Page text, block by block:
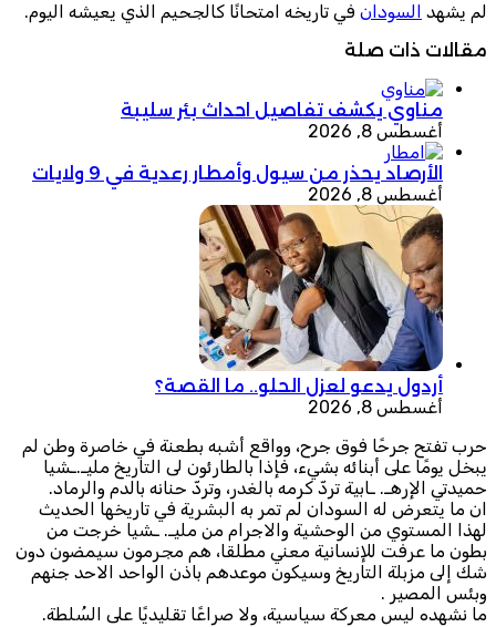
لم يشهد السودان في تاريخه امتحانًا كالجحيم الذي يعيشه اليوم.
مقالات ذات صلة
مناوي يكشف تفاصيل احداث بئر سليبة
أغسطس 8, 2026
الأرصاد يحذر من سيول وأمطار رعدية في 9 ولايات
أغسطس 8, 2026
أردول يدعو لعزل الحلو.. ما القصة؟
أغسطس 8, 2026
حرب تفتح جرحًا فوق جرح، وواقع أشبه بطعنة في خاصرة وطن لم
يبخل يومًا على أبنائه بشيء، فإذا بالطارئون لى التاريخ مليـ.ـشيا
حميدتي الإرهـ. ـابية تردّ كرمه بالغدر، وتردّ حنانه بالدم والرماد.
ان ما يتعرض له السودان لم تمر به البشرية في تاريخها الحديث
لهذا المستوي من الوحشية والاجرام من مليـ. ـشيا خرجت من
بطون ما عرفت للإنسانية معني مطلقا، هم مجرمون سيمضون دون
شك إلى مزبلة التاريخ وسيكون موعدهم باذن الواحد الاحد جنهم
وبئس المصير .
ما نشهده ليس معركة سياسية، ولا صراعًا تقليديًا على السُلطة.